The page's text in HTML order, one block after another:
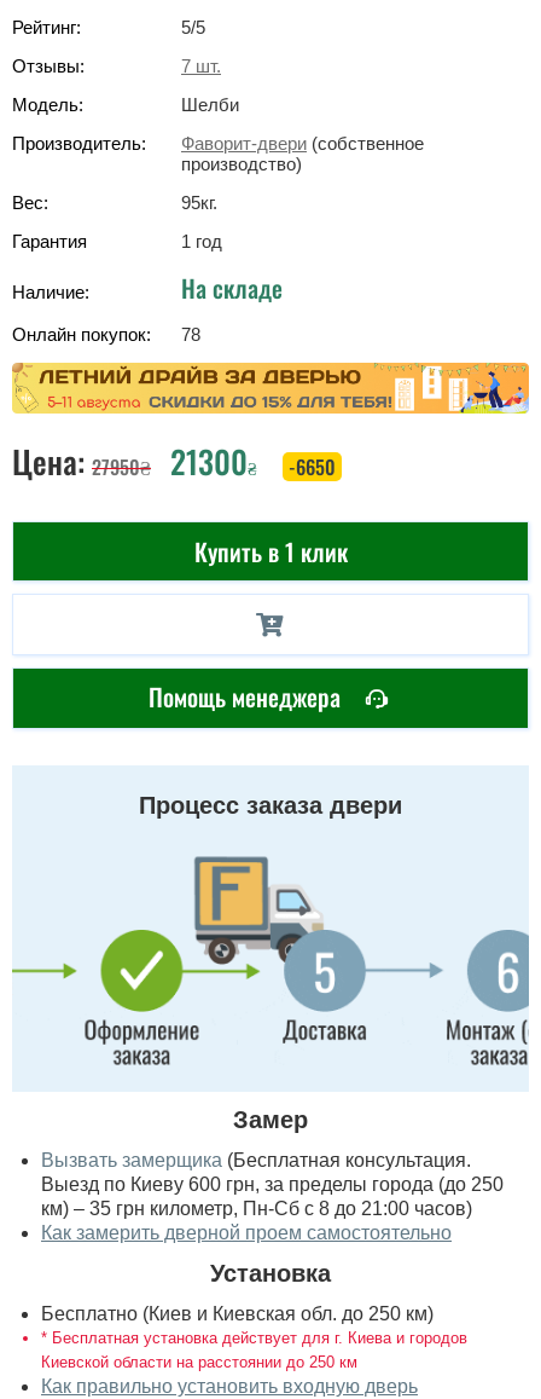
Рейтинг:
5/5
Отзывы:
7 шт.
Модель:
Шелби
Производитель:
Фаворит-двери (собственное
производство)
Вес:
95кг.
Гарантия
1 год
Наличие: На складе
Онлайн покупок: 78
Цена: 27950₴ 21300₴ -6650
Купить в 1 клик
Помощь менеджера
Процесс заказа двери
Замер
Вызвать замерщика (Бесплатная консультация.
Выезд по Киеву 600 грн, за пределы города (до 250
км) – 35 грн километр, Пн-Сб с 8 до 21:00 часов)
Как замерить дверной проем самостоятельно
Установка
Бесплатно (Киев и Киевская обл. до 250 км)
* Бесплатная установка действует для г. Киева и городов
Киевской области на расстоянии до 250 км
Как правильно установить входную дверь